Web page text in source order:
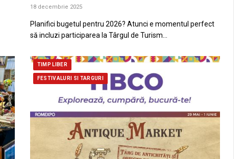
18 decembrie 2025
Planifici bugetul pentru 2026? Atunci e momentul perfect
să incluzi participarea la Târgul de Turism…
TIMP LIBER
FESTIVALURI SI TARGURI